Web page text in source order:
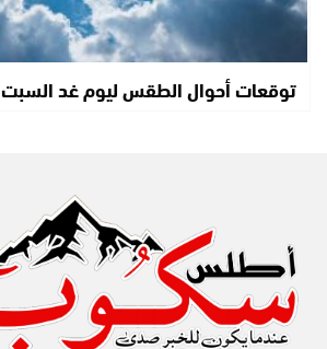
توقعات أحوال الطقس ليوم غد السبت